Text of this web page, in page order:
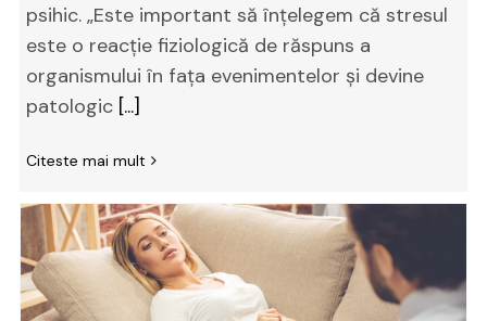
psihic. „Este important să înţelegem că stresul
este o reacţie fiziologică de răspuns a
organismului în faţa evenimentelor şi devine
patologic [...]
Citeste mai mult